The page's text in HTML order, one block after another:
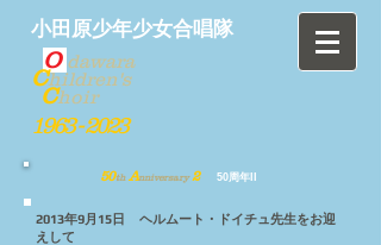
小田原少年少女合唱隊
O dawara
Children's
Choir
1963 - 2023
50th Anniversary 2 50周年II
2013年9月15日 ヘルムート・ドイチュ先生をお迎
えして